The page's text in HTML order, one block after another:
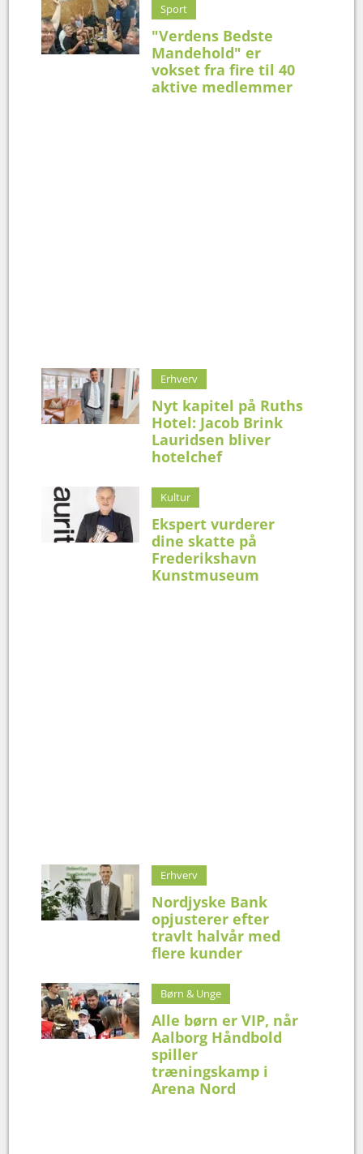
Sport
"Verdens Bedste
Mandehold" er
vokset fra fire til 40
aktive medlemmer
Erhverv
Nyt kapitel på Ruths
Hotel: Jacob Brink
Lauridsen bliver
hotelchef
Kultur
Ekspert vurderer
dine skatte på
Frederikshavn
Kunstmuseum
Erhverv
Nordjyske Bank
opjusterer efter
travlt halvår med
flere kunder
Børn & Unge
Alle børn er VIP, når
Aalborg Håndbold
spiller
træningskamp i
Arena Nord